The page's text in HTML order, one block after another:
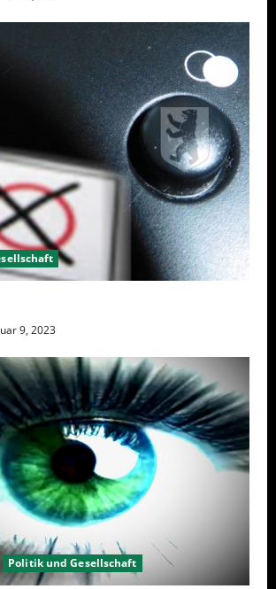
9, 2023
Politik und Gesellschaft